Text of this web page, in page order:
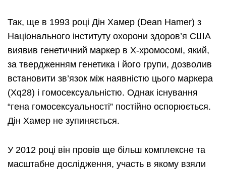
Так, ще в 1993 році Дін Хамер (Dean Hamer) з
Національного інституту охорони здоров’я США
виявив генетичний маркер в Х-хромосомі, який,
за твердженням генетика і його групи, дозволив
встановити зв’язок між наявністю цього маркера
(Xq28) і гомосексуальністю. Однак існування
“гена гомосексуальності” постійно оспорюється.
Дін Хамер не зупиняється.
У 2012 році він провів ще більш комплексне та
масштабне дослідження, участь в якому взяли